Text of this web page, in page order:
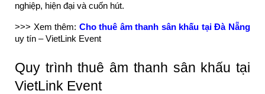
nghiệp, hiện đại và cuốn hút.
>>> Xem thêm: Cho thuê âm thanh sân khấu tại Đà Nẵng
uy tín – VietLink Event
Quy trình thuê âm thanh sân khấu tại
VietLink Event